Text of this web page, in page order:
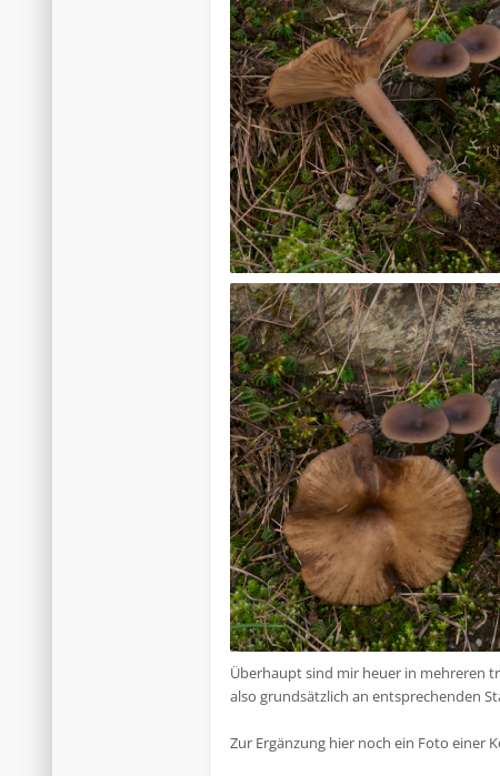
Überhaupt sind mir heuer in mehreren
also grundsätzlich an entsprechenden
Zur Ergänzung hier noch ein Foto einer